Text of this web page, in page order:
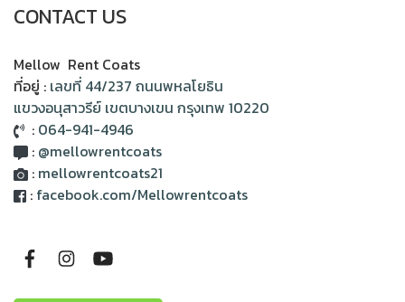
CONTACT US
Mellow Rent Coats
ที่อยู่ : เลขที่ 44/237 ถนนพหลโยธิน
แขวงอนุสาวรีย์ เขตบางเขน กรุงเทพ 10220
: 064-941-4946
: @mellowrentcoats
: mellowrentcoats21
: facebook.com/Mellowrentcoats